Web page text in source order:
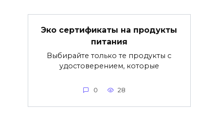
Эко сертификаты на продукты
питания
Выбирайте только те продукты с
удостоверением, которые
0 28